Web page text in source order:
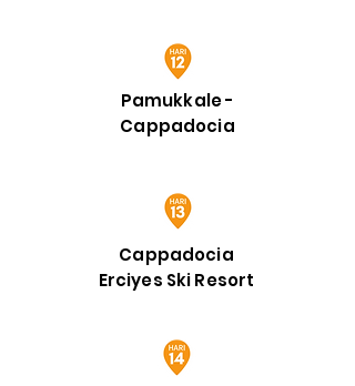
Pamukkale -
Cappadocia
Cappadocia
Erciyes Ski Resort